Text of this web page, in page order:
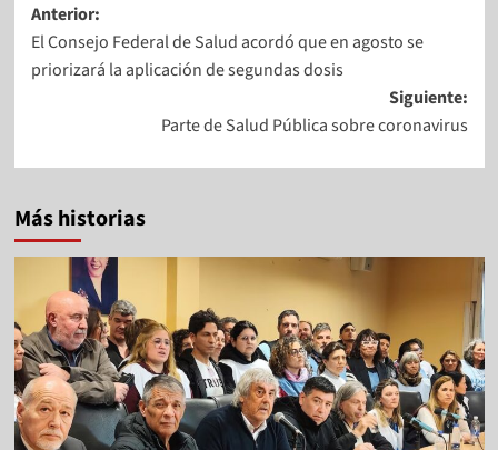
Anterior:
El Consejo Federal de Salud acordó que en agosto se
priorizará la aplicación de segundas dosis
Siguiente:
Parte de Salud Pública sobre coronavirus
Más historias